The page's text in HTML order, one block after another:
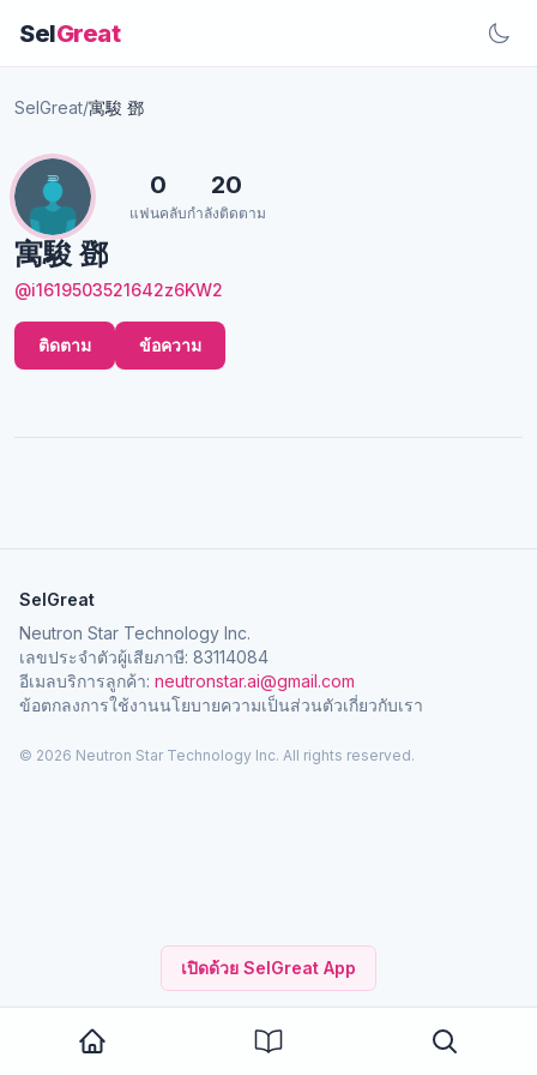
SelGreat
เปิดด้วย SelGreat App
SelGreat/寓駿 鄧
寓駿 鄧
@i1619503521642z6KW2
0
แฟนคลับ
20
กำลังติดตาม
ติดตาม ข้อความ
SelGreat
Neutron Star Technology Inc.
เลขประจำตัวผู้เสียภาษี: 83114084
อีเมลบริการลูกค้า: neutronstar.ai@gmail.com
ข้อตกลงการใช้งานนโยบายความเป็นส่วนตัวเกี่ยวกับเรา
© 2026 Neutron Star Technology Inc. All rights reserved.